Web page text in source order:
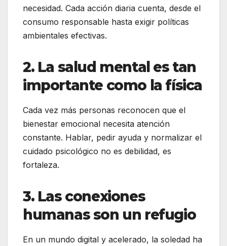
necesidad. Cada acción diaria cuenta, desde el
consumo responsable hasta exigir políticas
ambientales efectivas.
2. La salud mental es tan
importante como la física
Cada vez más personas reconocen que el
bienestar emocional necesita atención
constante. Hablar, pedir ayuda y normalizar el
cuidado psicológico no es debilidad, es
fortaleza.
3. Las conexiones
humanas son un refugio
En un mundo digital y acelerado, la soledad ha